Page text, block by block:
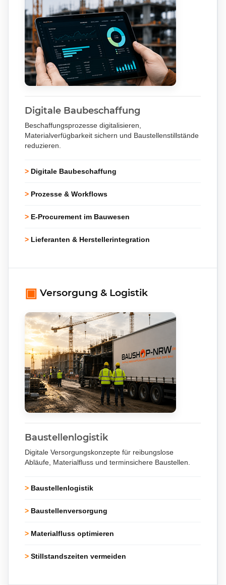
Digitale Baubeschaffung
Beschaffungsprozesse digitalisieren,
Materialverfügbarkeit sichern und Baustellenstillstände
reduzieren.
> Digitale Baubeschaffung
> Prozesse & Workflows
> E-Procurement im Bauwesen
> Lieferanten & Herstellerintegration
▣ Versorgung & Logistik
Baustellenlogistik
Digitale Versorgungskonzepte für reibungslose
Abläufe, Materialfluss und terminsichere Baustellen.
> Baustellenlogistik
> Baustellenversorgung
> Materialfluss optimieren
> Stillstandszeiten vermeiden